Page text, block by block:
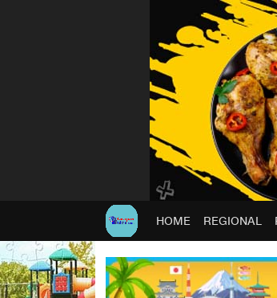
HOME REGIONAL